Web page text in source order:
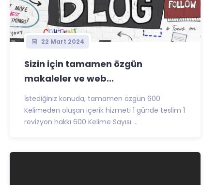
22 Mart 2024
Sizin için tamamen özgün
makaleler ve web...
İstediğiniz konuda, tamamen özgün 600
Kelimeden oluşan içerik hizmeti 1 günde teslim 1
revizyon hakkı 600 Kelime Sayısı ...